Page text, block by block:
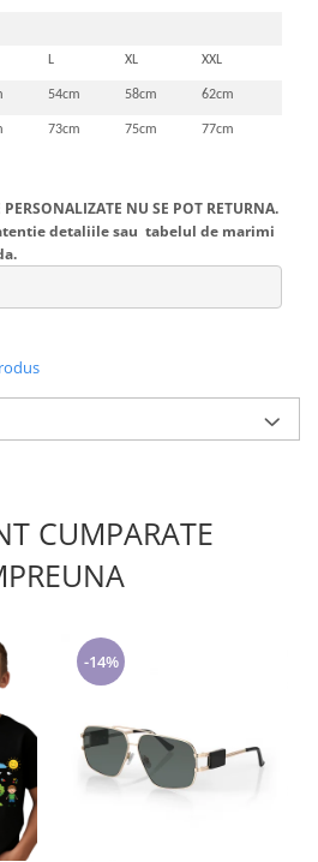
L XL XXL
54cm 58cm 62cm
73cm 75cm 77cm
NU SE POT RETURNA.
detaliile sau tabelul de marimi
CUMPARATE
-14%